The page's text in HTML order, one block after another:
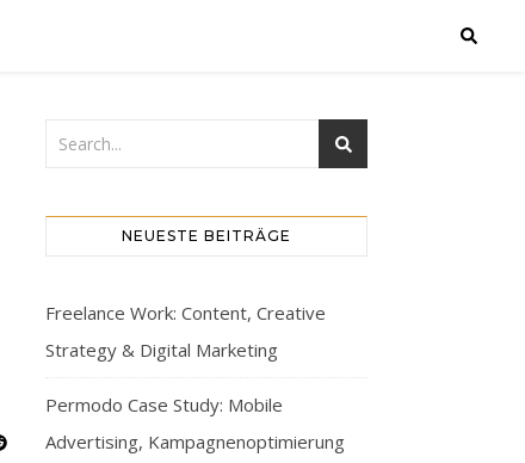
NEUESTE BEITRÄGE
Freelance Work: Content, Creative
Strategy & Digital Marketing
Permodo Case Study: Mobile
Advertising, Kampagnenoptimierung